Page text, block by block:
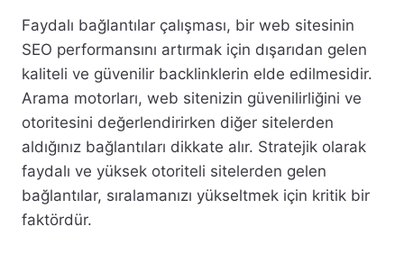
Faydalı bağlantılar çalışması, bir web sitesinin
SEO performansını artırmak için dışarıdan gelen
kaliteli ve güvenilir backlinklerin elde edilmesidir.
Arama motorları, web sitenizin güvenilirliğini ve
otoritesini değerlendirirken diğer sitelerden
aldığınız bağlantıları dikkate alır. Stratejik olarak
faydalı ve yüksek otoriteli sitelerden gelen
bağlantılar, sıralamanızı yükseltmek için kritik bir
faktördür.